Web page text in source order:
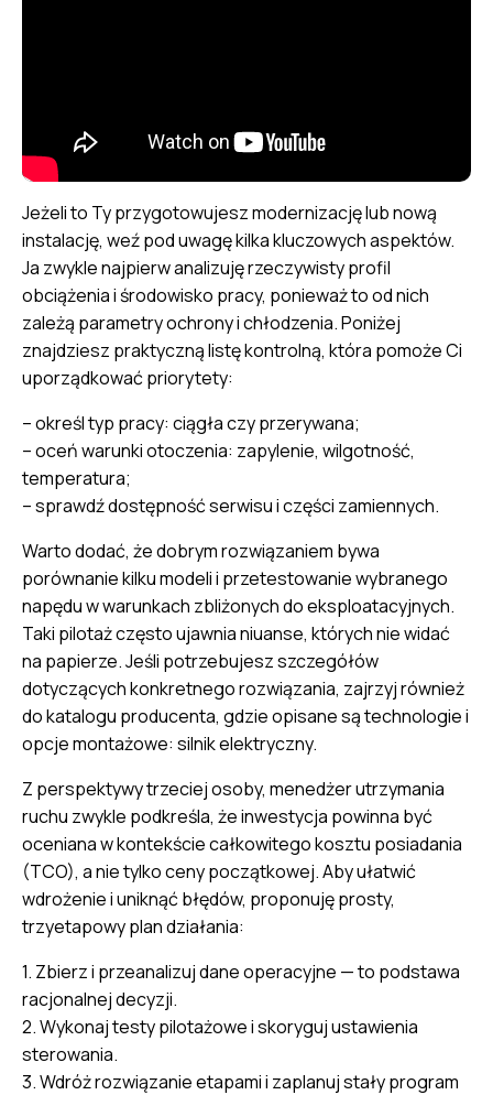
Jeżeli to Ty przygotowujesz modernizację lub nową
instalację, weź pod uwagę kilka kluczowych aspektów.
Ja zwykle najpierw analizuję rzeczywisty profil
obciążenia i środowisko pracy, ponieważ to od nich
zależą parametry ochrony i chłodzenia. Poniżej
znajdziesz praktyczną listę kontrolną, która pomoże Ci
uporządkować priorytety:
– określ typ pracy: ciągła czy przerywana;
– oceń warunki otoczenia: zapylenie, wilgotność,
temperatura;
– sprawdź dostępność serwisu i części zamiennych.
Warto dodać, że dobrym rozwiązaniem bywa
porównanie kilku modeli i przetestowanie wybranego
napędu w warunkach zbliżonych do eksploatacyjnych.
Taki pilotaż często ujawnia niuanse, których nie widać
na papierze. Jeśli potrzebujesz szczegółów
dotyczących konkretnego rozwiązania, zajrzyj również
do katalogu producenta, gdzie opisane są technologie i
opcje montażowe: silnik elektryczny.
Z perspektywy trzeciej osoby, menedżer utrzymania
ruchu zwykle podkreśla, że inwestycja powinna być
oceniana w kontekście całkowitego kosztu posiadania
(TCO), a nie tylko ceny początkowej. Aby ułatwić
wdrożenie i uniknąć błędów, proponuję prosty,
trzyetapowy plan działania:
1. Zbierz i przeanalizuj dane operacyjne — to podstawa
racjonalnej decyzji.
2. Wykonaj testy pilotażowe i skoryguj ustawienia
sterowania.
3. Wdróż rozwiązanie etapami i zaplanuj stały program